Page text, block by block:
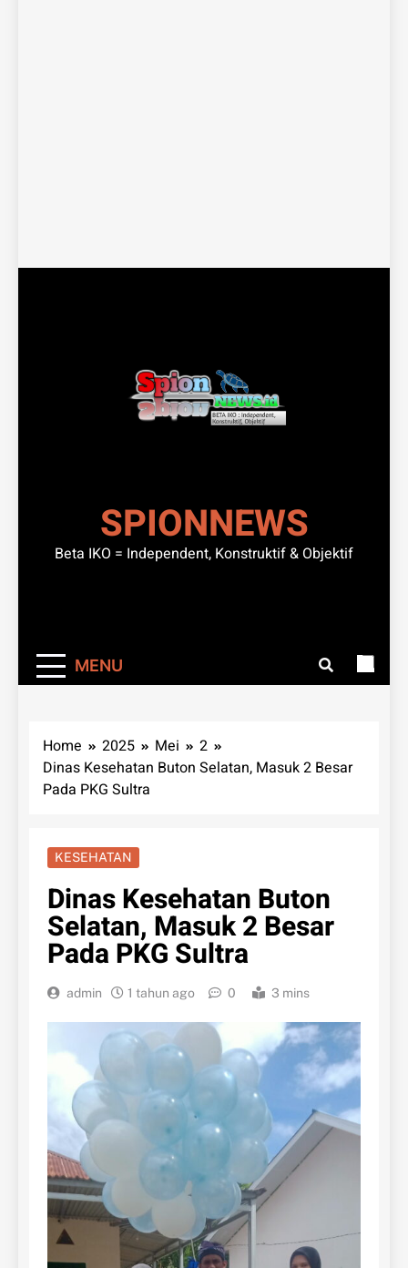
SPIONNEWS
Beta IKO = Independent, Konstruktif & Objektif
MENU
Home 2025 Mei
2
Dinas Kesehatan Buton Selatan, Masuk 2 Besar
Pada PKG Sultra
KESEHATAN
Dinas Kesehatan Buton
Selatan, Masuk 2 Besar
Pada PKG Sultra
admin 1 tahun ago 0 3 mins